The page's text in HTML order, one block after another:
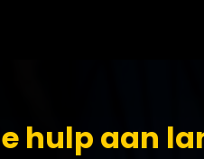
hulp aan